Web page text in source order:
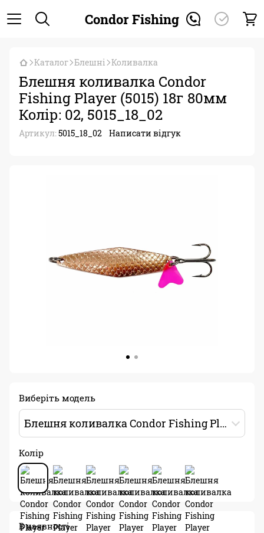
Condor Fishing
Каталог Блешні Коливалка
Блешня коливалка Condor
Fishing Player (5015) 18г 80мм
Колір: 02, 5015_18_02
Артикул:5015_18_02 Написати відгук
Виберіть модель
Блешня коливалка Condor Fishing Player (5015) 18г 80мм Колір: 02
Колір
В наявності